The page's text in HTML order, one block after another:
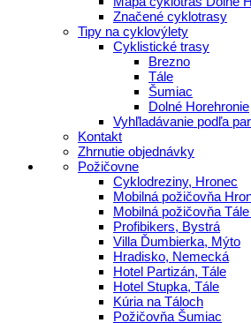
Značené cyklotrasy
Tipy na cyklovýlety
Cyklistické trasy
Brezno
Tále
Šumiac
Dolné Horehronie
Vyhľladávanie podľa
Kontakt
Zhrnutie objednávky
Požičovne
Cyklodreziny, Hronec
Mobilná požičovňa
Mobilná požičovňa
Profibikers, Bystrá
Villa Ďumbierka, Mýto
Hradisko, Nemecká
Hotel Partizán, Tále
Hotel Stupka, Tále
Kúria na Táloch
Požičovňa Šumiac